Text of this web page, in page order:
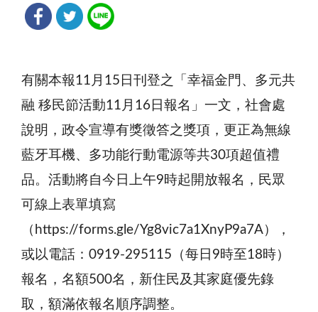
有關本報11月15日刊登之「幸福金門、多元共
融 移民節活動11月16日報名」一文，社會處
說明，政令宣導有獎徵答之獎項，更正為無線
藍牙耳機、多功能行動電源等共30項超值禮
品。活動將自今日上午9時起開放報名，民眾
可線上表單填寫
（https://forms.gle/Yg8vic7a1XnyP9a7A），
或以電話：0919-295115（每日9時至18時）
報名，名額500名，新住民及其家庭優先錄
取，額滿依報名順序調整。